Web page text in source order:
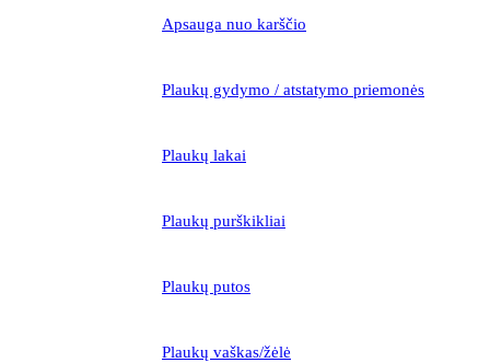
Apsauga nuo karščio
Plaukų gydymo / atstatymo priemonės
Plaukų lakai
Plaukų purškikliai
Plaukų putos
Plaukų vaškas/žėlė